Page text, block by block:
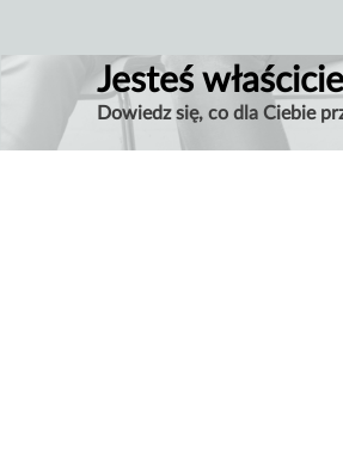
Jesteś
Dowiedz się, co dla Ciebie